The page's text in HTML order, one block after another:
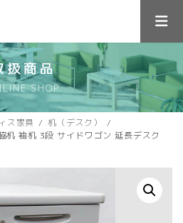
扱商品
SHOP
ス家具
机（デスク）
机 袖机 3段 サイドワゴン 延長デスク